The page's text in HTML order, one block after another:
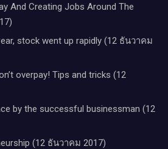
And Creating Jobs Around The
stock went up rapidly (12 ธันวาคม
overpay! Tips and tricks (12
by the successful businessman (12
(12 ธันวาคม 2017)